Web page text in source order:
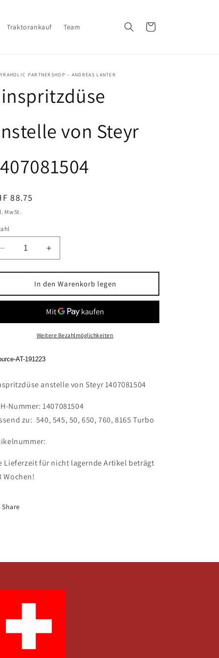
Traktorankauf Team Warenkorb
PARTNERSHOP – ANDREAS LANTER
von Steyr
88.75
MwSt.
Verringere
die
Menge
Einspritzdüse
anstelle
Steyr
1407081504
Erhöhe
die
Menge
für
Einspritzdüse
anstelle
von
Steyr
1407081504
In den Warenkorb legen
Weitere Bezahlmöglichkeiten
AT-191223
anstelle von Steyr 1407081504
Nummer: 1407081504
zu: 540, 545, 50, 650, 760, 8165 Turbo
Lieferzeit für nicht lagernde Artikel beträgt
Wochen!
Share